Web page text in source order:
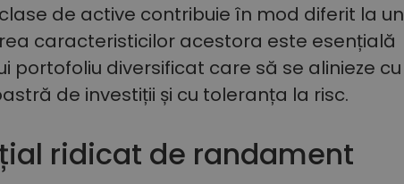
de active contribuie în mod diferit la un
caracteristicilor acestora este esențială
portofoliu diversificat care să se alinieze cu
de investiții și cu toleranța la risc.
ridicat de randament